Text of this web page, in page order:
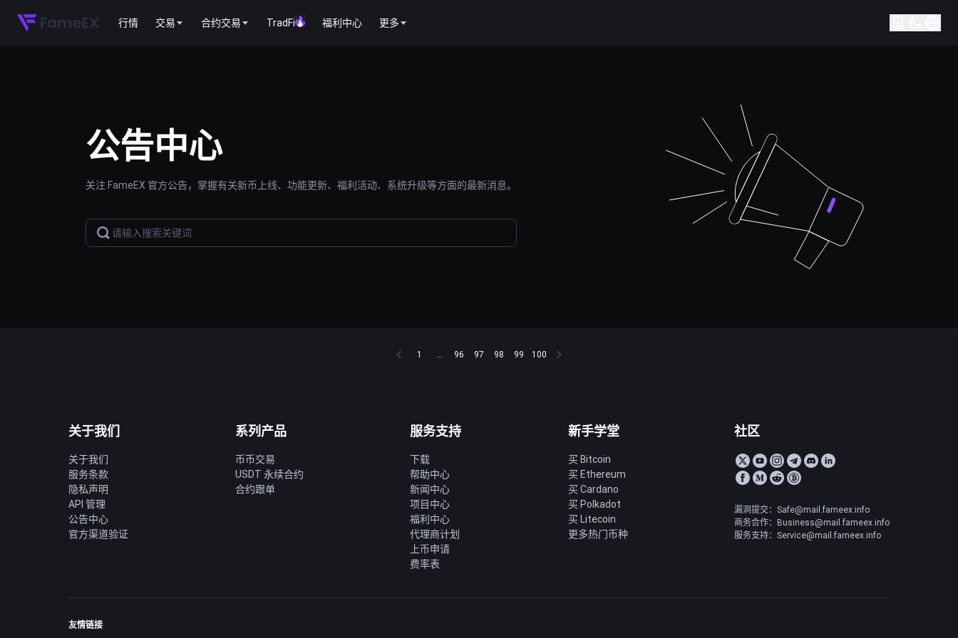
行情 交易 合约交易 TradFi 福利中心 更多
公告中心
关注 FameEX 官方公告，掌握有关新币上线、功能更新、福利活动、系统升级等方面的最新消息。
1 ... 96 97 98 99 100
关于我们
关于我们
服务条款
隐私声明
API 管理
公告中心
官方渠道验证
系列产品
币币交易
USDT 永续合约
合约跟单
服务支持
下载
帮助中心
新闻中心
项目中心
福利中心
代理商计划
上币申请
费率表
新手学堂
买 Bitcoin
买 Ethereum
买 Cardano
买 Polkadot
买 Litecoin
更多热门币种
社区
漏洞提交：Safe@mail.fameex.info
商务合作：Business@mail.fameex.info
服务支持：Service@mail.fameex.info
友情链接